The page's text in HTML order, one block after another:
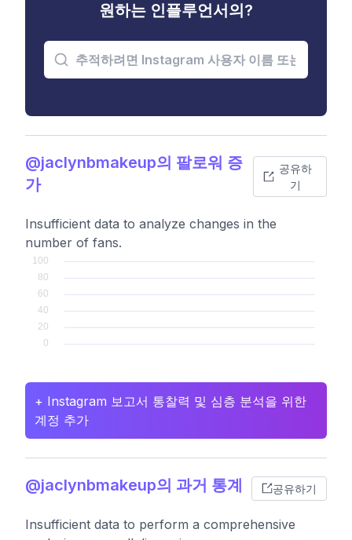
원하는 인플루언서의?
@jaclynbmakeup의 팔로워 증
가
공유하
기
Insufficient data to analyze changes in the
number of fans.
+ Instagram 보고서 통찰력 및 심층 분석을 위한
계정 추가
@jaclynbmakeup의 과거 통계 공유하기
Insufficient data to perform a comprehensive